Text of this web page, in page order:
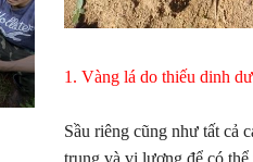
1. Vàng lá do thiếu dinh
Sầu riêng cũng như tất cả
trung và vi lượng để có
HOA, ĐẬU NHIỀU TRÁI